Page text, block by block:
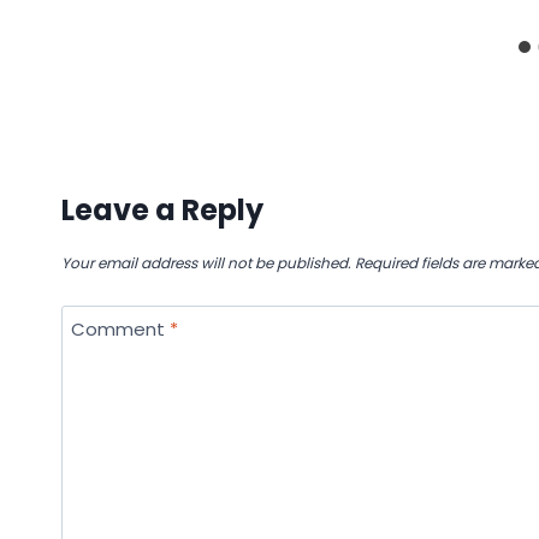
Leave a Reply
Your email address will not be published. Required fields are
Comment *